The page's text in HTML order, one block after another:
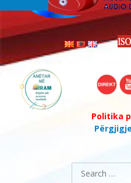
Politika
Search
for: